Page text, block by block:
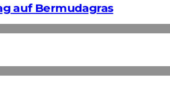
auf Bermudagras